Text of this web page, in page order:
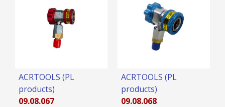
ACRTOOLS (PL
products)
09.08.067
ACRTOOLS (PL
products)
09.08.068